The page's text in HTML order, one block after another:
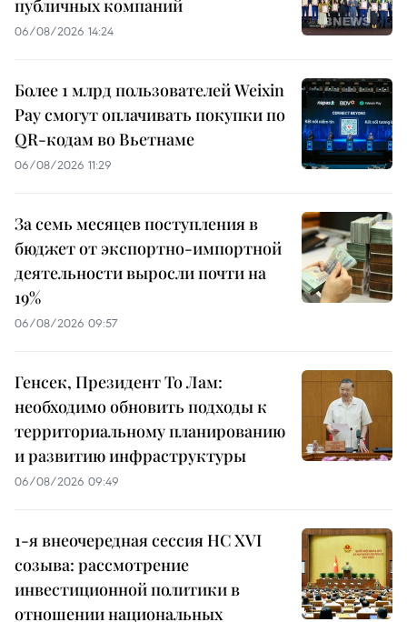
публичных компаний
06/08/2026 14:24
Более 1 млрд пользователей Weixin
Pay смогут оплачивать покупки по
QR-кодам во Вьетнаме
06/08/2026 11:29
За семь месяцев поступления в
бюджет от экспортно-импортной
деятельности выросли почти на
19%
06/08/2026 09:57
Генсек, Президент То Лам:
необходимо обновить подходы к
территориальному планированию
и развитию инфраструктуры
06/08/2026 09:49
1-я внеочередная сессия НС XVI
созыва: рассмотрение
инвестиционной политики в
отношении национальных